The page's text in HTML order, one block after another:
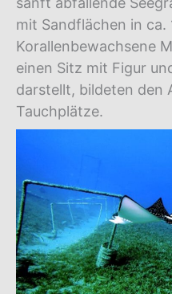
mit Sandflächen in ca.
Korallenbewachsene
einen Sitz mit Figur
darstellt, bildeten den
Tauchplätze.